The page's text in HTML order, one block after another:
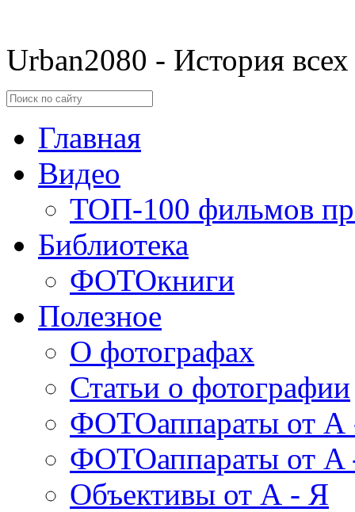
Urban2080 - История
Главная
Видео
ТОП-100 фильмов
Библиотека
ФОТОкниги
Полезное
О фотографах
Статьи о фотографии
ФОТОаппараты от А
ФОТОаппараты от A
Объективы от А - Я